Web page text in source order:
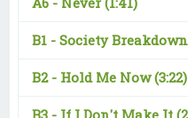
B1 - Society Breakdown
B2 - Hold Me Now(3:22)
B3 - If I Don't Make It